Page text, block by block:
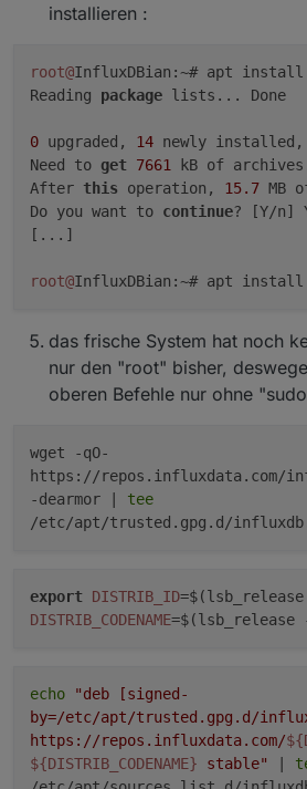
installieren :
root@InfluxDBian:~# apt install
Reading package lists... Done
0 upgraded, 14 newly installed,
Need to get 7661
kB of
After this operation, 15.7 MB
Do you want to continue? [Y/n]
[...]
root@
das frische System hat noch
nur den "root" bisher,
oberen Befehle nur ohne
wget -qO-
https://repos.influxdata.com/
-dearmor | tee
/etc/apt/trusted.gpg.d/
export DISTRIB_ID
DISTRIB_CODENAME=$(lsb_release
echo
"deb [signed-
by=/etc/apt/trusted.gpg.d/
https://repos.influxdata.com/
${DISTRIB_CODENAME} stable"